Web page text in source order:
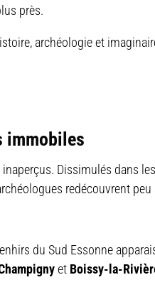
près.
archéologie et
immobiles
Dissimulés dans
redécouvrent peu
du Sud Essonne
et Boissy-la-